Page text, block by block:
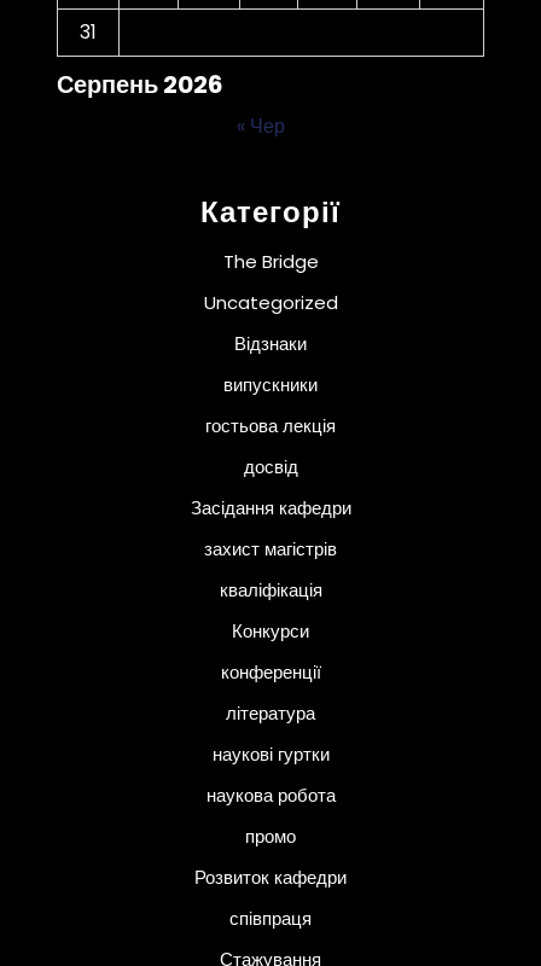
Серпень 2026
31
« Чер
Категорії
The Bridge
Uncategorized
Відзнаки
випускники
гостьова лекція
досвід
Засідання кафедри
захист магістрів
кваліфікація
Конкурси
конференції
література
наукові гуртки
наукова робота
промо
Розвиток кафедри
співпраця
Стажування